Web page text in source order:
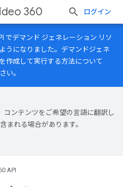
360 ログイン
でデマンド ジェネレーション リソ
うになりました。デマンドジェネ
作成して実行する方法について
い。
コンテンツをご希望の言語に翻訳し
まれる場合があります。
API